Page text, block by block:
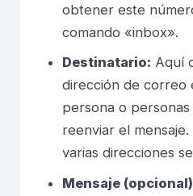
obtener este
comando «inbox».
Destinatario: Aquí
dirección de correo
persona o
reenviar el
varias direcciones
Mensaje